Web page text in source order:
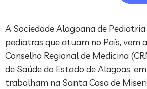
A Sociedade Alagoana de
pediatras que atuam no País, vem
Conselho Regional de Medicina
de Saúde do Estado de Alagoas,
trabalham na Santa Casa de